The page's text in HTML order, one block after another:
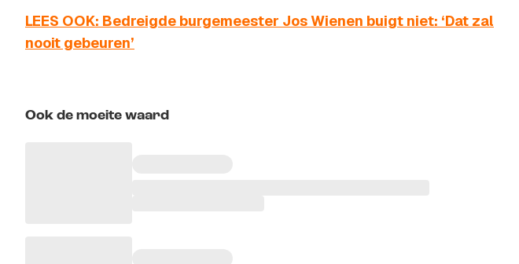
LEES OOK: Bedreigde burgemeester Jos Wienen buigt niet: ‘Dat zal
nooit gebeuren’
Ook de moeite waard